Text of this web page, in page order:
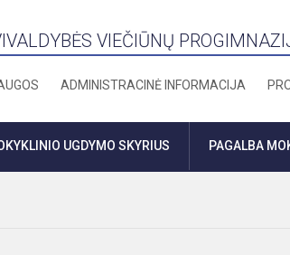
VIEČIŪNŲ
ADMINISTRACINĖ INFORMACIJA
UGDYMO SKYRIUS PAGALBA